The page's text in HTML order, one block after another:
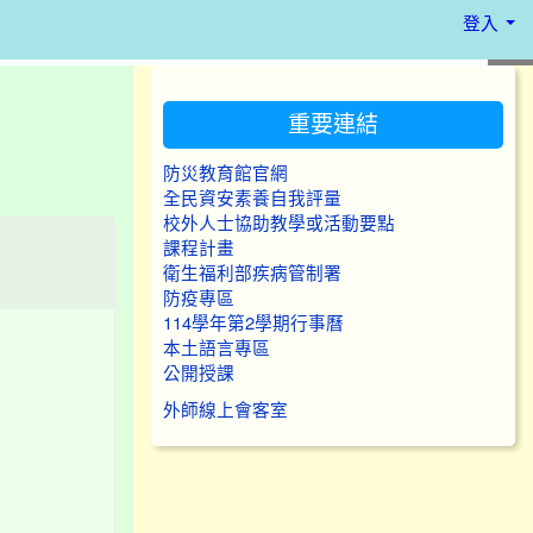
登入
重要連結
防災教育館官網
全民資安素養自我評量
校外人士協助教學或活動要點
課程計畫
衛生福利部疾病管制署
防疫專區
114學年第2學期行事曆
本土語言專區
公開授課
外師線上會客室